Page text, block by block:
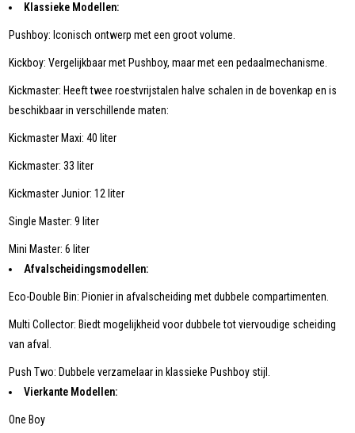
Klassieke Modellen:
Pushboy: Iconisch ontwerp met een groot volume.
Kickboy: Vergelijkbaar met Pushboy, maar met een pedaalmechanisme.
Kickmaster: Heeft twee roestvrijstalen halve schalen in de bovenkap en is
beschikbaar in verschillende maten:
Kickmaster Maxi: 40 liter
Kickmaster: 33 liter
Kickmaster Junior: 12 liter
Single Master: 9 liter
Mini Master: 6 liter
Afvalscheidingsmodellen:
Eco-Double Bin: Pionier in afvalscheiding met dubbele compartimenten.
Multi Collector: Biedt mogelijkheid voor dubbele tot viervoudige scheiding
van afval.
Push Two: Dubbele verzamelaar in klassieke Pushboy stijl.
Vierkante Modellen:
One Boy